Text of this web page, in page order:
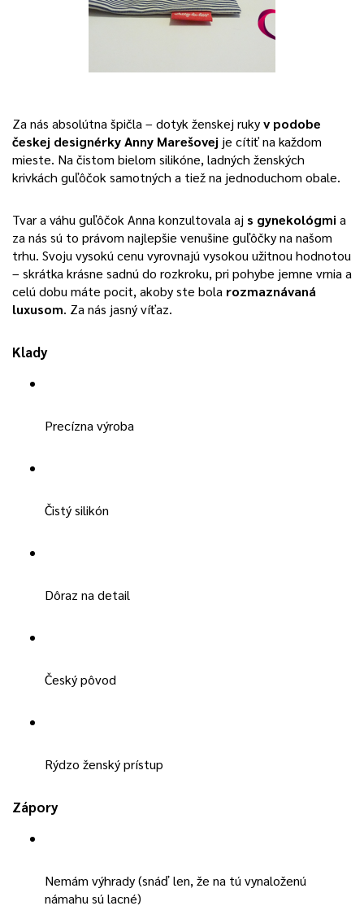
Za nás absolútna špičla – dotyk ženskej rukyv podobe
českej designérky Anny Marešovej je cítiť na každom
mieste. Na čistom bielom silikóne, ladných ženských
krivkách guľôčok samotných a tiež na jednoduchom obale.
Tvar a váhu guľôčok Anna konzultovala aj s gynekológmi a
za nás sú to právom najlepšie venušine guľôčky na našom
trhu. Svoju vysokú cenu vyrovnajú vysokou užitnou hodnotou
– skrátka krásne sadnú do rozkroku, pri pohybe jemne vrnia a
celú dobu máte pocit, akoby ste bola rozmaznávaná
luxusom. Za nás jasný víťaz.
Klady
Precízna výroba
Čistý silikón
Dôraz na detail
Český pôvod
Rýdzo ženský prístup
Zápory
Nemám výhrady (snáď len, že na tú vynaloženú
námahu sú lacné)